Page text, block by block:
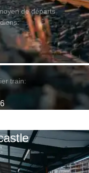
de départs
train: